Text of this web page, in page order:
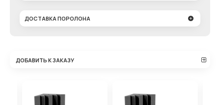
ДОСТАВКА ПОРОЛОНА
ДОБАВИТЬ К ЗАКАЗУ